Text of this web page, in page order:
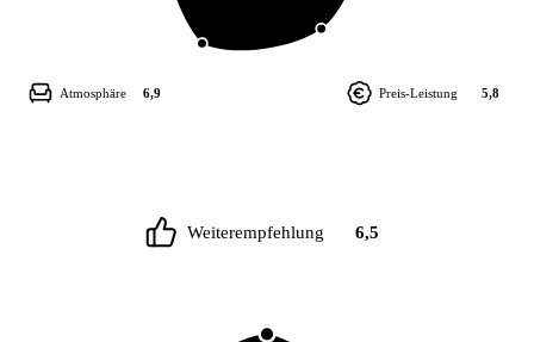
Preis-Leistung 5,8
Atmosphäre 6,9
Weiterempfehlung 6,5